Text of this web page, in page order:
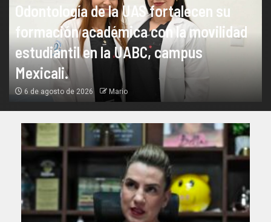
Odontología de la UAS fortalecen su
formación académica con la movilidad
estudiantil en la UABC, campus
Mexicali.
6 de agosto de 2026 Mario